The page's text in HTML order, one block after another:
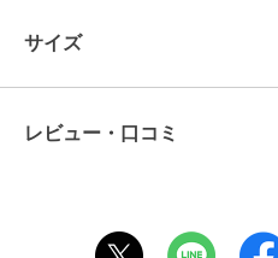
し|シルエット／スタンダード
性別タイプ
レディース
サイズ
レビュー・口コミ